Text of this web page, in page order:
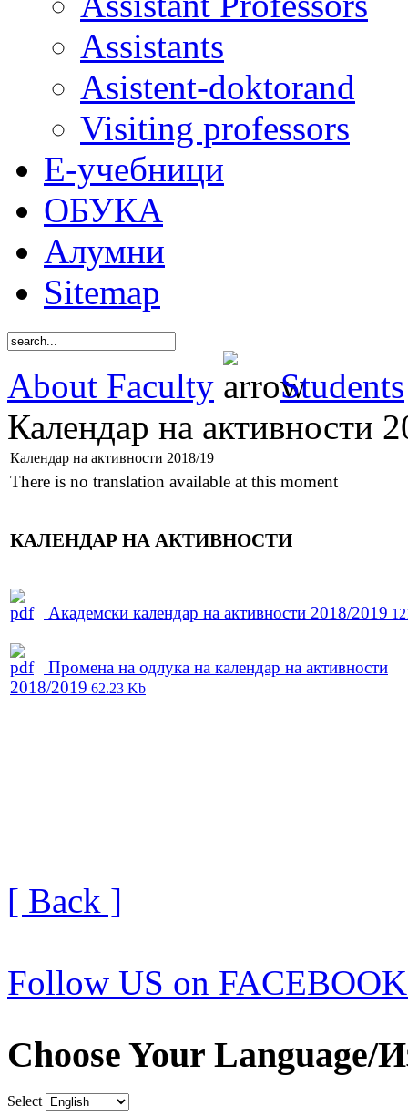
Assistants
Asistent-doktorand
Visiting professors
Е-учебници
ОБУКА
Алумни
Sitemap
About Faculty
Students
Календар на активности
Календар на активности 2018/19
There is no translation available at this moment
КАЛЕНДАР НА АКТИВНОСТИ
Академски календар на активности 2018/2019
Промена на одлука на календар на активности
2018/2019 62.23 Kb
[ Back ]
Follow US on
Choose Your Language/
Select